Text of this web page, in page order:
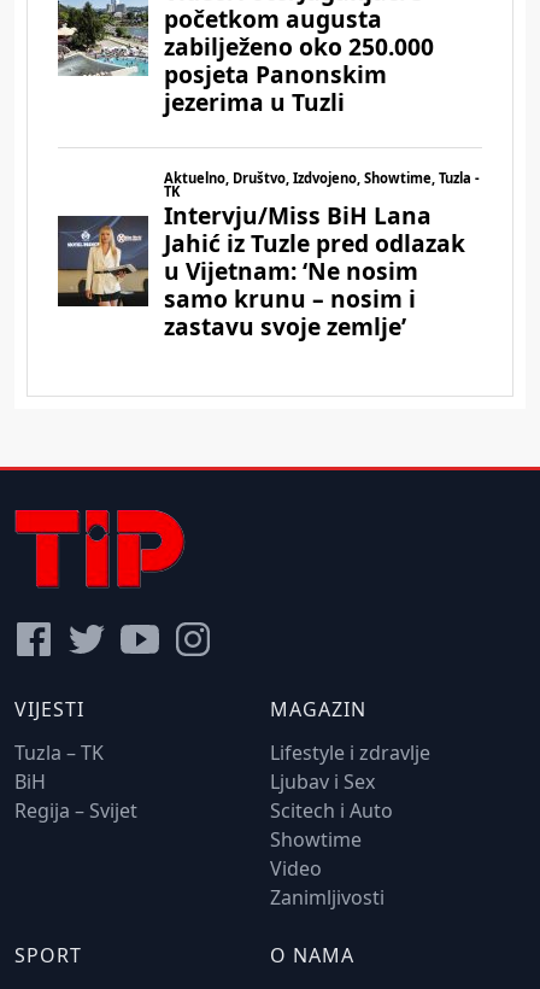
VIJESTI
Tuzla – TK
BiH
Regija – Svijet
MAGAZIN
Lifestyle i zdravlje
Ljubav i Sex
Scitech i Auto
Showtime
Video
Zanimljivosti
SPORT
O NAMA